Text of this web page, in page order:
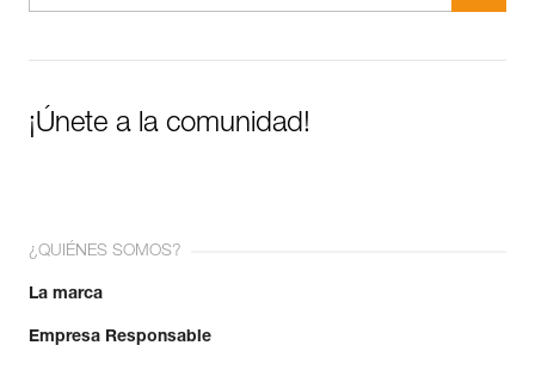
¡Únete a la comunidad!
¿QUIÉNES SOMOS?
La marca
Empresa Responsable